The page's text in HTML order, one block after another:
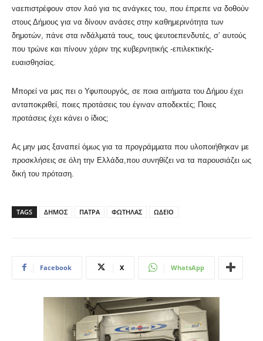
ναεπιστρέφουν στον λαό για τις ανάγκες του, που έπρεπε να δοθούν
στους Δήμους για να δίνουν ανάσες στην καθημερινότητα των
δημοτών, πάνε στα ινδάλματά τους, τους ψευτοεπενδυτές, σ’ αυτούς
που τρώνε και πίνουν χάριν της κυβερνητικής -επιλεκτικής-
ευαισθησίας.
Μπορεί να μας πει ο Υφυπουργός, σε ποια αιτήματα του Δήμου έχει
ανταποκριθεί, ποιες προτάσεις του έγιναν αποδεκτές; Ποιες
προτάσεις έχει κάνει ο ίδιος;
Ας μην μας ξαναπεί όμως για τα προγράμματα που υλοποιήθηκαν με
προσκλήσεις σε όλη την Ελλάδα,που συνηθίζει να τα παρουσιάζει ως
δική του πρόταση.
TAGS ΔΗΜΟΣ ΠΑΤΡΑ ΦΩΤΗΛΑΣ ΩΔΕΙΟ
Facebook X WhatsApp